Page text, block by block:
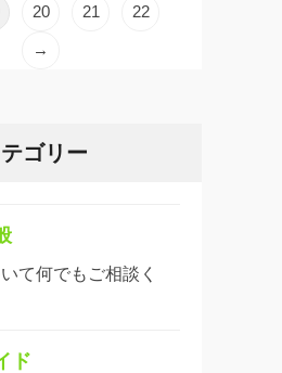
20 21 22
→
ゴリー
て何でもご相談く
ド